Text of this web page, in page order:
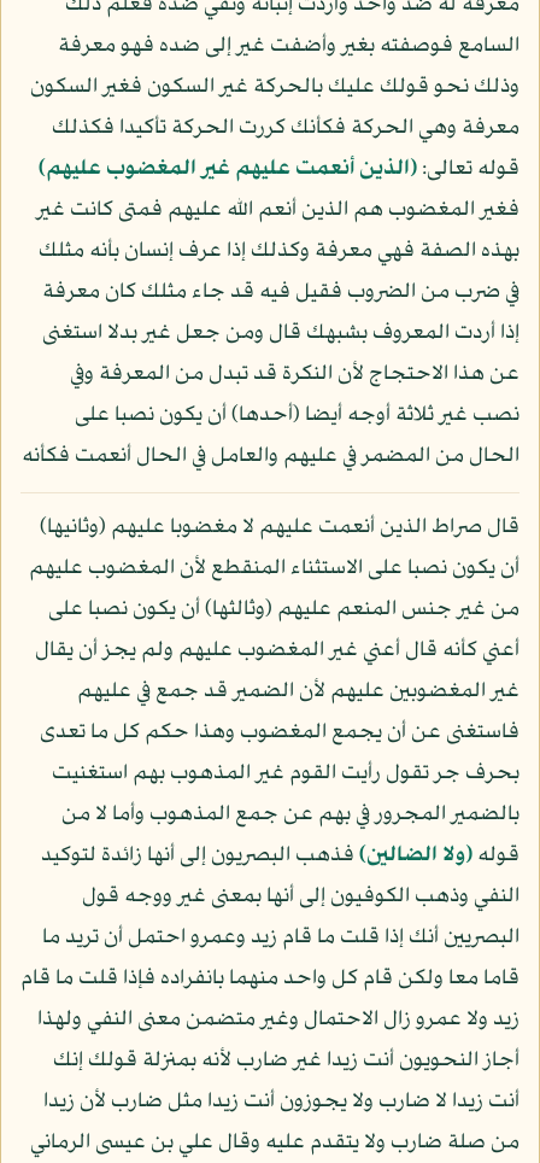
السامع فوصفته بغير وأضفت غير إلى ضده فهو معرفة
وذلك نحو قولك عليك بالحركة غير السكون فغير السكون
معرفة وهي الحركة فكأنك كررت الحركة تأكيدا فكذلك
قوله تعالى:﴿الذين أنعمت عليهم غير المغضوب عليهم﴾
فغير المغضوب هم الذين أنعم الله عليهم فمتى كانت غير
بهذه الصفة فهي معرفة وكذلك إذا عرف إنسان بأنه مثلك
في ضرب من الضروب فقيل فيه قد جاء مثلك كان معرفة
إذا أردت المعروف بشبهك قال ومن جعل غير بدلا استغنى
عن هذا الاحتجاج لأن النكرة قد تبدل من المعرفة وفي
نصب غير ثلاثة أوجه أيضا (أحدها) أن يكون نصبا على
الحال من المضمر في عليهم والعامل في الحال أنعمت فكأنه
قال صراط الذين أنعمت عليهم لا مغضوبا عليهم (وثانيها)
أن يكون نصبا على الاستثناء المنقطع لأن المغضوب عليهم
من غير جنس المنعم عليهم (وثالثها) أن يكون نصبا على
أعني كأنه قال أعني غير المغضوب عليهم ولم يجز أن يقال
غير المغضوبين عليهم لأن الضمير قد جمع في عليهم
فاستغنى عن أن يجمع المغضوب وهذا حكم كل ما تعدى
بحرف جر تقول رأيت القوم غير المذهوب بهم استغنيت
بالضمير المجرور في بهم عن جمع المذهوب وأما لا من
قوله﴿ولا الضالين﴾فذهب البصريون إلى أنها زائدة لتوكيد
النفي وذهب الكوفيون إلى أنها بمعنى غير ووجه قول
البصريين أنك إذا قلت ما قام زيد وعمرو احتمل أن تريد ما
قاما معا ولكن قام كل واحد منهما بانفراده فإذا قلت ما قام
زيد ولا عمرو زال الاحتمال وغير متضمن معنى النفي ولهذا
أجاز النحويون أنت زيدا غير ضارب لأنه بمنزلة قولك إنك
أنت زيدا لا ضارب ولا يجوزون أنت زيدا مثل ضارب لأن زيدا
من صلة ضارب ولا يتقدم عليه وقال علي بن عيسى الرماني